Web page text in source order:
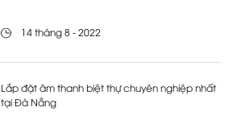
14 tháng 8 - 2022
Lắp đặt âm thanh biệt thự chuyên nghiệp nhất
tại Đà Nẵng